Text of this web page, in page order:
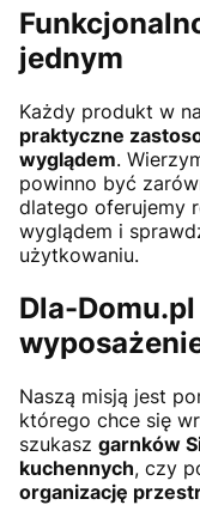
jednym
Każdy produkt w
praktyczne
wyglądem.
powinno być
dlatego oferujemy
wyglądem i
użytkowaniu.
Dla-
Naszą misją jest
którego chce się
szukasz garnków
kuchennych, czy
organizację